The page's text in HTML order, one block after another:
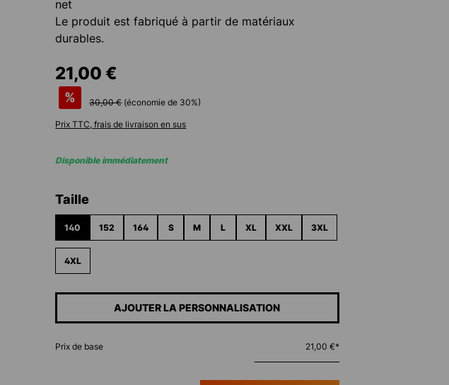
Le produit est fabriqué à partir de matériaux
durables.
21,00 €
% 30,00 € (économie de 30%)
Prix TTC, frais de livraison en sus
Disponible immédiatement
Sélectionnez
Taille
140 152 164 S M L XL XXL 3XL
4XL
AJOUTER LA PERSONNALISATION
Prix de base 21,00 €*